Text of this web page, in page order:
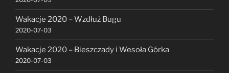
Wakacje 2020 – Wzdłuż Bugu
2020-07-03
Wakacje 2020 – Bieszczady i Wesoła Górka
2020-07-03